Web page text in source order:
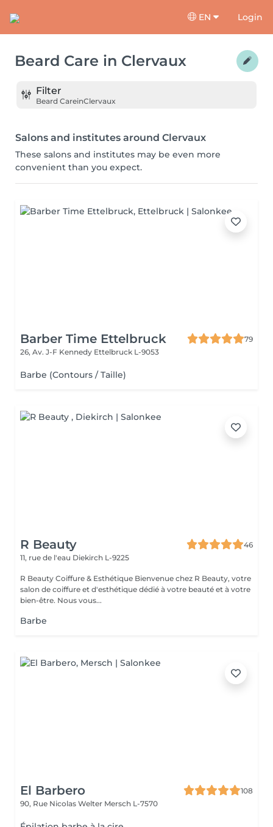
EN Login
Beard Care in Clervaux
Filter
Beard CareinClervaux
Salons and institutes around Clervaux
These salons and institutes may be even more
convenient than you expect.
Barber Time Ettelbruck
79
26, Av. J-F Kennedy Ettelbruck L-9053
Barbe (Contours / Taille)
R Beauty
46
11, rue de l'eau Diekirch L-9225
R Beauty Coiffure & Esthétique Bienvenue chez R Beauty, votre
salon de coiffure et d'esthétique dédié à votre beauté et à votre
bien-être. Nous vous...
Barbe
El Barbero
108
90, Rue Nicolas Welter Mersch L-7570